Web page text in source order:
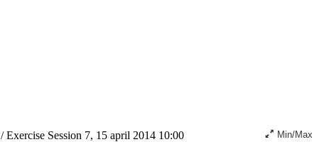
/Exercise Session 7, 15 april 2014 10:00 Min/Max